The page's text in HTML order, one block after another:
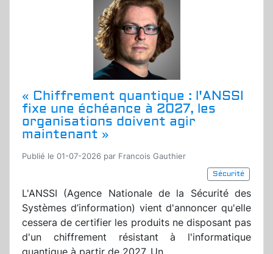
« Chiffrement quantique : l'ANSSI
fixe une échéance à 2027, les
organisations doivent agir
maintenant »
Publié le 01-07-2026 par Francois Gauthier
Sécurité
L'ANSSI (Agence Nationale de la Sécurité des
Systèmes d’information) vient d'annoncer qu'elle
cessera de certifier les produits ne disposant pas
d'un chiffrement résistant à l'informatique